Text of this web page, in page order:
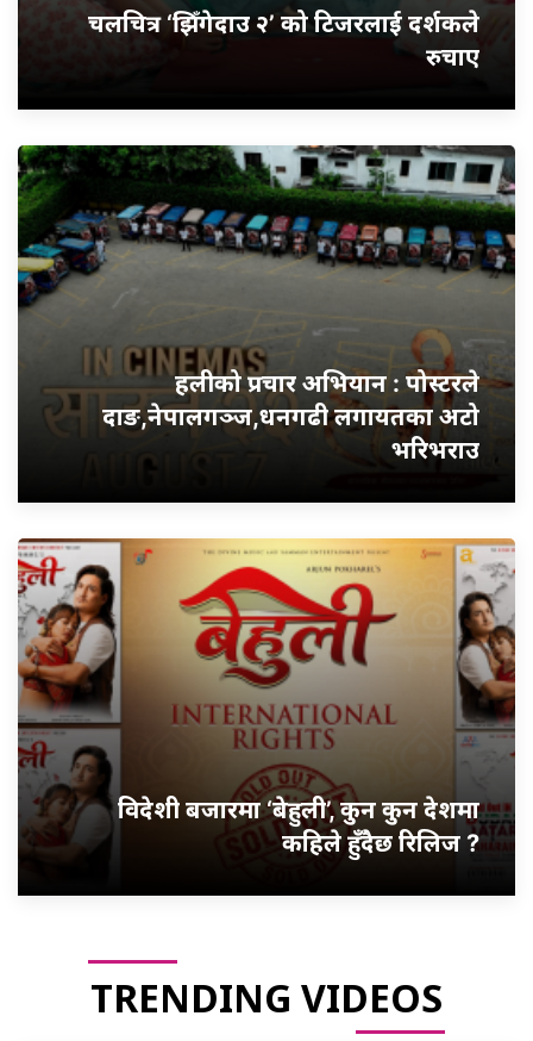
चलचित्र ‘झिँगेदाउ २’ को टिजरलाई दर्शकले
रुचाए
हलीको प्रचार अभियान : पोस्टरले
दाङ,नेपालगञ्ज,धनगढी लगायतका अटो
भरिभराउ
विदेशी बजारमा ‘बेहुली’, कुन कुन देशमा
कहिले हुँदैछ रिलिज ?
TRENDING VIDEOS